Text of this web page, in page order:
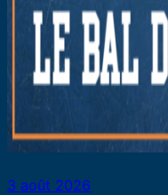
3 août 2026